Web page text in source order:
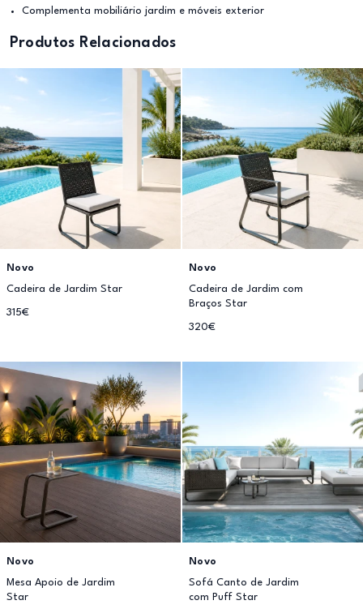
Complementa mobiliário jardim e móveis exterior
Produtos Relacionados
Novo
Cadeira de Jardim Star
315€
Novo
Cadeira de Jardim com
Braços Star
320€
Novo
Mesa Apoio de Jardim
Star
Novo
Sofá Canto de Jardim
com Puff Star